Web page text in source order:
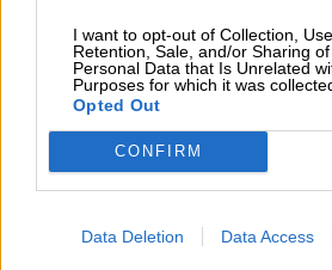
I want to opt-out of Collection, Use,
Retention, Sale, and/or Sharing
Personal Data that Is Unrelated
Purposes for which it was
Opted Out
CONFIRM
Data Deletion Data Access
05.08.2026 - 09:20
Καλοκαιρινό ταξίδι: Οι 8 συμβουλές
ασφαλιστής στους πελάτες του